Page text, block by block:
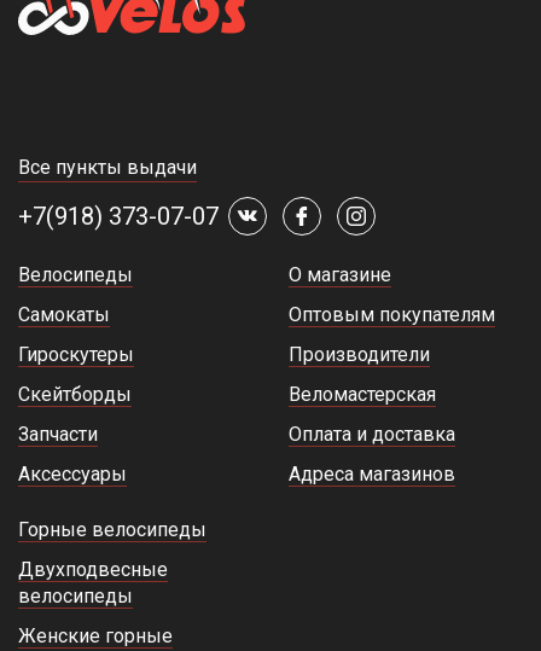
Все пункты выдачи
+7(918) 373-07-07
Велосипеды
Самокаты
Гироскутеры
Скейтборды
Запчасти
Аксессуары
О магазине
Оптовым покупателям
Производители
Веломастерская
Оплата и доставка
Адреса магазинов
Горные велосипеды
Двухподвесные
велосипеды
Женские горные